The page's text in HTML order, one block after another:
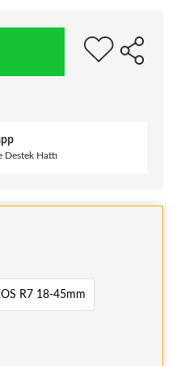
Destek Hattı
R7 18-45mm